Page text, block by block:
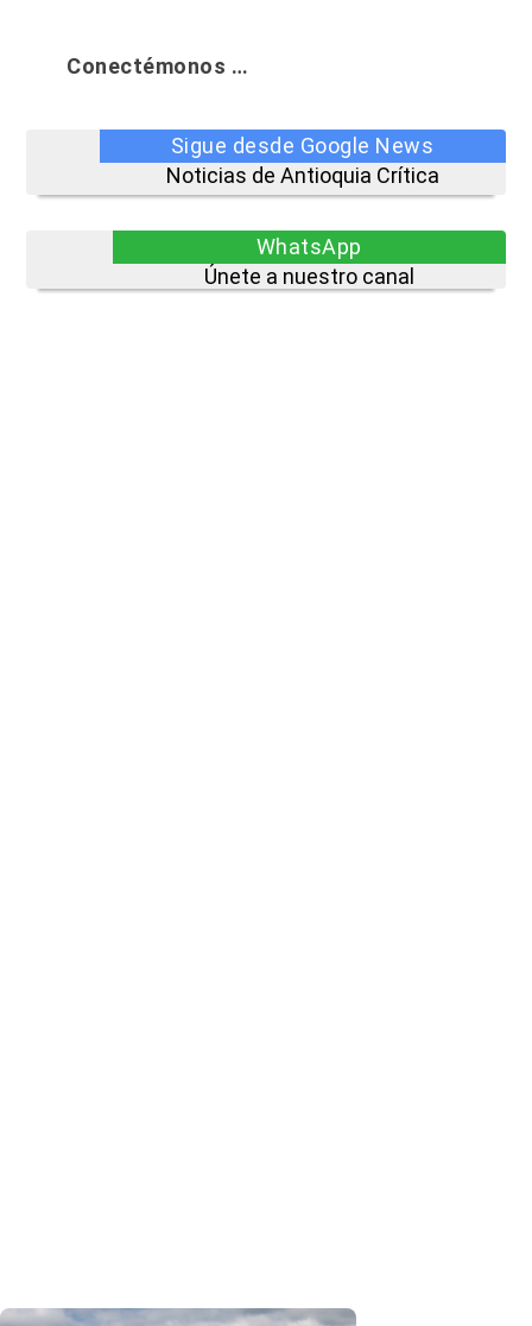
Conectémonos …
Sigue desde Google News
Noticias de Antioquia Crítica
WhatsApp
Únete a nuestro canal